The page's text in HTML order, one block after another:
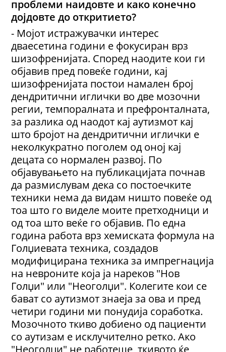
проблеми наидовте и како конечно
дојдовте до откритието?
- Мојот истражувачки интерес
дваесетина години е фокусиран врз
шизофренијата. Според наодите кои ги
објавив пред повеќе години, кај
шизофренијата постои намален број
дендритични иглички во две мозочни
регии, темпоралната и префронталната,
за разлика од наодот кај аутизмот кај
што бројот на дендритични иглички е
неколкукратно поголем од оној кај
децата со нормален развој. По
објавувањето на публикацијата почнав
да размислувам дека со постоечките
техники нема да видам ништо повеќе од
тоа што го виделе моите претходници и
од тоа што веќе го објавив. По една
година работа врз хемиската формула на
Голџиевата техника, создадов
модифицирана техника за импрегнација
на невроните која ја нареков "Нов
Голџи" или "Неоголџи". Колегите кои се
бават со аутизмот знаеја за ова и пред
четири години ми понудија соработка.
Мозочното ткиво добиено од пациенти
со аутизам е исклучително ретко. Ако
"Неоголџи" не работеше, ткивото ќе